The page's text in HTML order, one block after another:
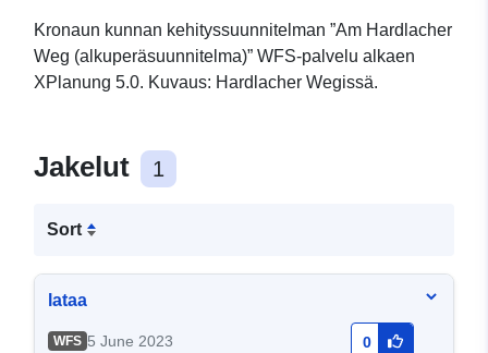
Kronaun kunnan kehityssuunnitelman ”Am Hardlacher
Weg (alkuperäsuunnitelma)” WFS-palvelu alkaen
XPlanung 5.0. Kuvaus: Hardlacher Wegissä.
Jakelut 1
Sort
lataa
WFS 5 June 2023 0